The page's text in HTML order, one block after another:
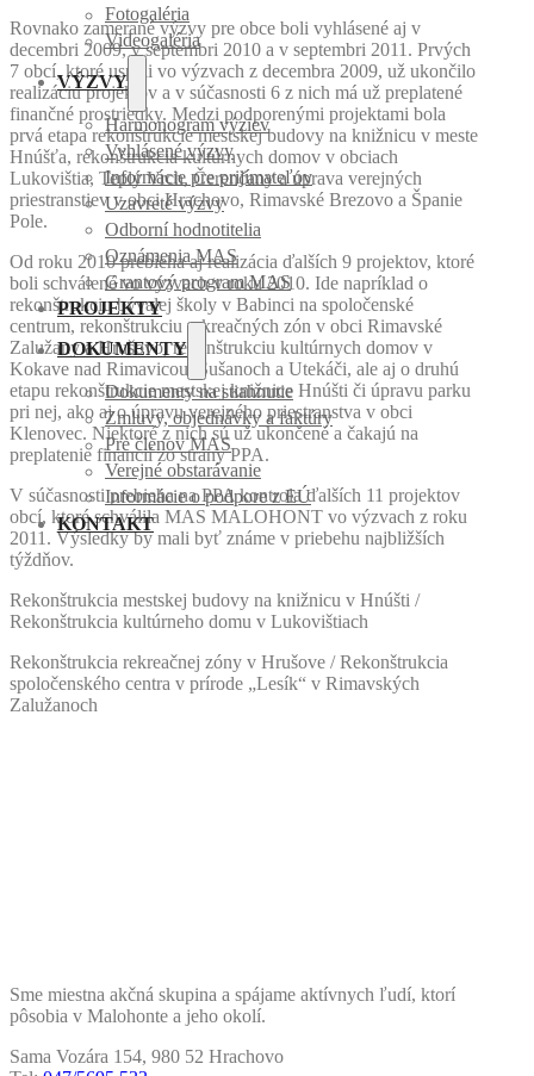
Fotogaléria
Videogaléria
VÝZVY
Harmonogram výziev
Vyhlásené výzvy
Informácie pre prijímateľov
Uzavreté výzvy
Odborní hodnotitelia
Oznámenia MAS
Grantový program MAS
PROJEKTY
DOKUMENTY
Dokumenty na stiahnutie
Zmluvy, objednávky a faktúry
Pre členov MAS
Verejné obstarávanie
Informácie o podpore z EÚ
KONTAKT
Rovnako zamerané výzvy pre obce boli vyhlásené aj v
decembri 2009, v septembri 2010 a v septembri 2011. Prvých
7 obcí, ktoré uspeli vo výzvach z decembra 2009, už ukončilo
realizáciu projektov a v súčasnosti 6 z nich má už preplatené
finančné prostriedky. Medzi podporenými projektami bola
prvá etapa rekonštrukcie mestskej budovy na knižnicu v meste
Hnúšťa, rekonštrukcia kultúrnych domov v obciach
Lukovištia, Teplý Vrch, Čerenčany a úprava verejných
priestranstiev v obci Hrachovo, Rimavské Brezovo a Španie
Pole.
Od roku 2010 prebieha aj realizácia ďalších 9 projektov, ktoré
boli schválené vo výzvach v roku 2010. Ide napríklad o
rekonštrukciu bývalej školy v Babinci na spoločenské
centrum, rekonštrukciu rekreačných zón v obci Rimavské
Zalužany a Hrušovo, rekonštrukciu kultúrnych domov v
Kokave nad Rimavicou, Sušanoch a Utekáči, ale aj o druhú
etapu rekonštrukcie mestskej knižnice Hnúšti či úpravu parku
pri nej, ako aj o úpravu verejného priestranstva v obci
Klenovec. Niektoré z nich sú už ukončené a čakajú na
preplatenie financií zo strany PPA.
V súčasnosti prebieha na PPA kontrola ďalších 11 projektov
obcí, ktoré schválila MAS MALOHONT vo výzvach z roku
2011. Výsledky by mali byť známe v priebehu najbližších
týždňov.
Rekonštrukcia mestskej budovy na knižnicu v Hnúšti /
Rekonštrukcia kultúrneho domu v Lukovištiach
Rekonštrukcia rekreačnej zóny v Hrušove / Rekonštrukcia
spoločenského centra v prírode „Lesík“ v Rimavských
Zalužanoch
Sme miestna akčná skupina a spájame aktívnych ľudí, ktorí
pôsobia v Malohonte a jeho okolí.
Sama Vozára 154, 980 52 Hrachovo